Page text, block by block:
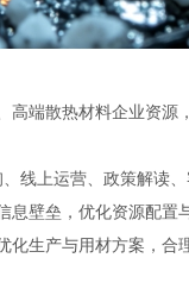
高端散热材料企业资
线上运营、政策解读
息壁垒，优化资源配置
化生产与用材方案，合